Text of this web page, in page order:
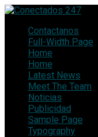
Contactanos
Full-Width Page
Home
Home
Latest News
Meet The Team
Noticias
Publicidad
Sample Page
Typography